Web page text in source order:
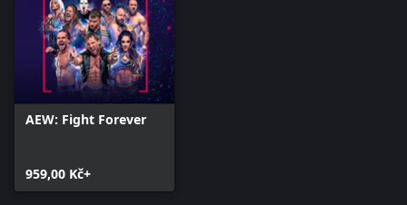
AEW: Fight Forever
959,00 Kč+